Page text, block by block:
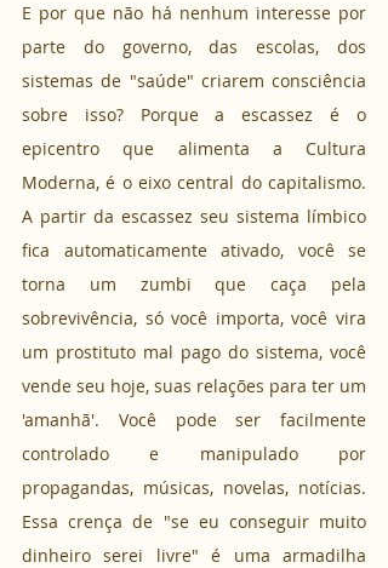
E por que não há nenhum interesse por
parte do governo, das escolas, dos
sistemas de "saúde" criarem consciência
sobre isso? Porque a escassez é o
epicentro que alimenta a Cultura
Moderna, é o eixo central do capitalismo.
A partir da escassez seu sistema límbico
fica automaticamente ativado, você se
torna um zumbi que caça pela
sobrevivência, só você importa, você vira
um prostituto mal pago do sistema, você
vende seu hoje, suas relações para ter um
'amanhã'. Você pode ser facilmente
controlado e manipulado por
propagandas, músicas, novelas, notícias.
Essa crença de "se eu conseguir muito
dinheiro serei livre" é uma armadilha